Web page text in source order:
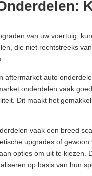
van uw voertuig,
die niet rechtstreeks
aftermarket auto
onderdelen vaak
Dit maakt het
vaak een breed
upgrades of
opties om uit te kiezen.
op basis van hun